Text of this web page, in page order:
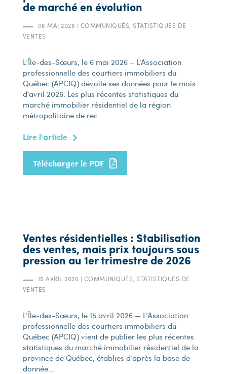
de marché en évolution
06 MAI 2026 | COMMUNIQUÉS, STATISTIQUES DE
VENTES
L’Île-des-Sœurs, le 6 mai 2026 – L’Association
professionnelle des courtiers immobiliers du
Québec (APCIQ) dévoile ses données pour le mois
d’avril 2026. Les plus récentes statistiques du
marché immobilier résidentiel de la région
métropolitaine de rec...
Lire l'article
Télécharger le PDF
Ventes résidentielles : Stabilisation
des ventes, mais prix toujours sous
pression au 1er trimestre de 2026
15 AVRIL 2026 | COMMUNIQUÉS, STATISTIQUES DE
VENTES
L’Île-des-Sœurs, le 15 avril 2026 — L’Association
professionnelle des courtiers immobiliers du
Québec (APCIQ) vient de publier les plus récentes
statistiques du marché immobilier résidentiel de la
province de Québec, établies d’après la base de
donnée...